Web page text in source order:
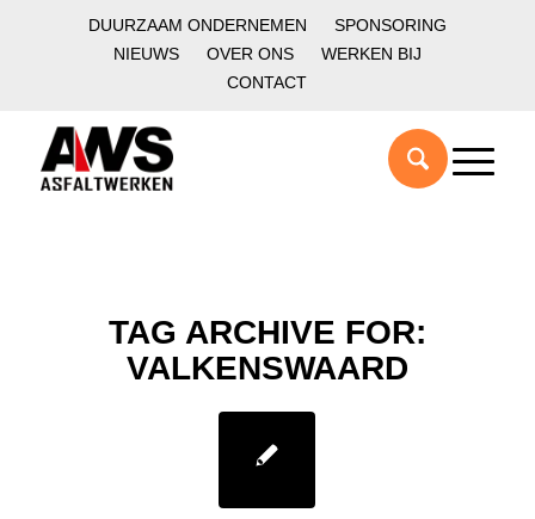
DUURZAAM ONDERNEMEN
SPONSORING
NIEUWS
OVER ONS
WERKEN BIJ
CONTACT
TAG ARCHIVE FOR:
VALKENSWAARD